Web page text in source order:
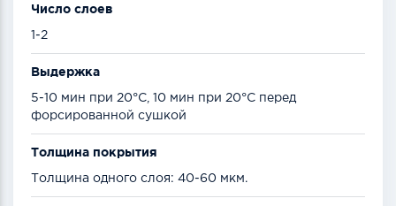
Число слоев
1-2
Выдержка
5-10 мин при 20°С, 10 мин при 20°С перед
форсированной сушкой
Толщина покрытия
Толщина одного слоя: 40-60 мкм.